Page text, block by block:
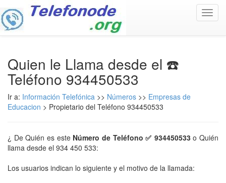
Quien le Llama desde el ☎️
Teléfono 934450533
Ir a: Información Telefónica >> Números >> Empresas de
Educacion > Propietario del Teléfono 934450533
¿ De Quién es este Número de Teléfono ✅ 934450533o Quién
llama desde el 934 450 533:
Los usuarios indican lo siguiente y el motivo de la llamada: